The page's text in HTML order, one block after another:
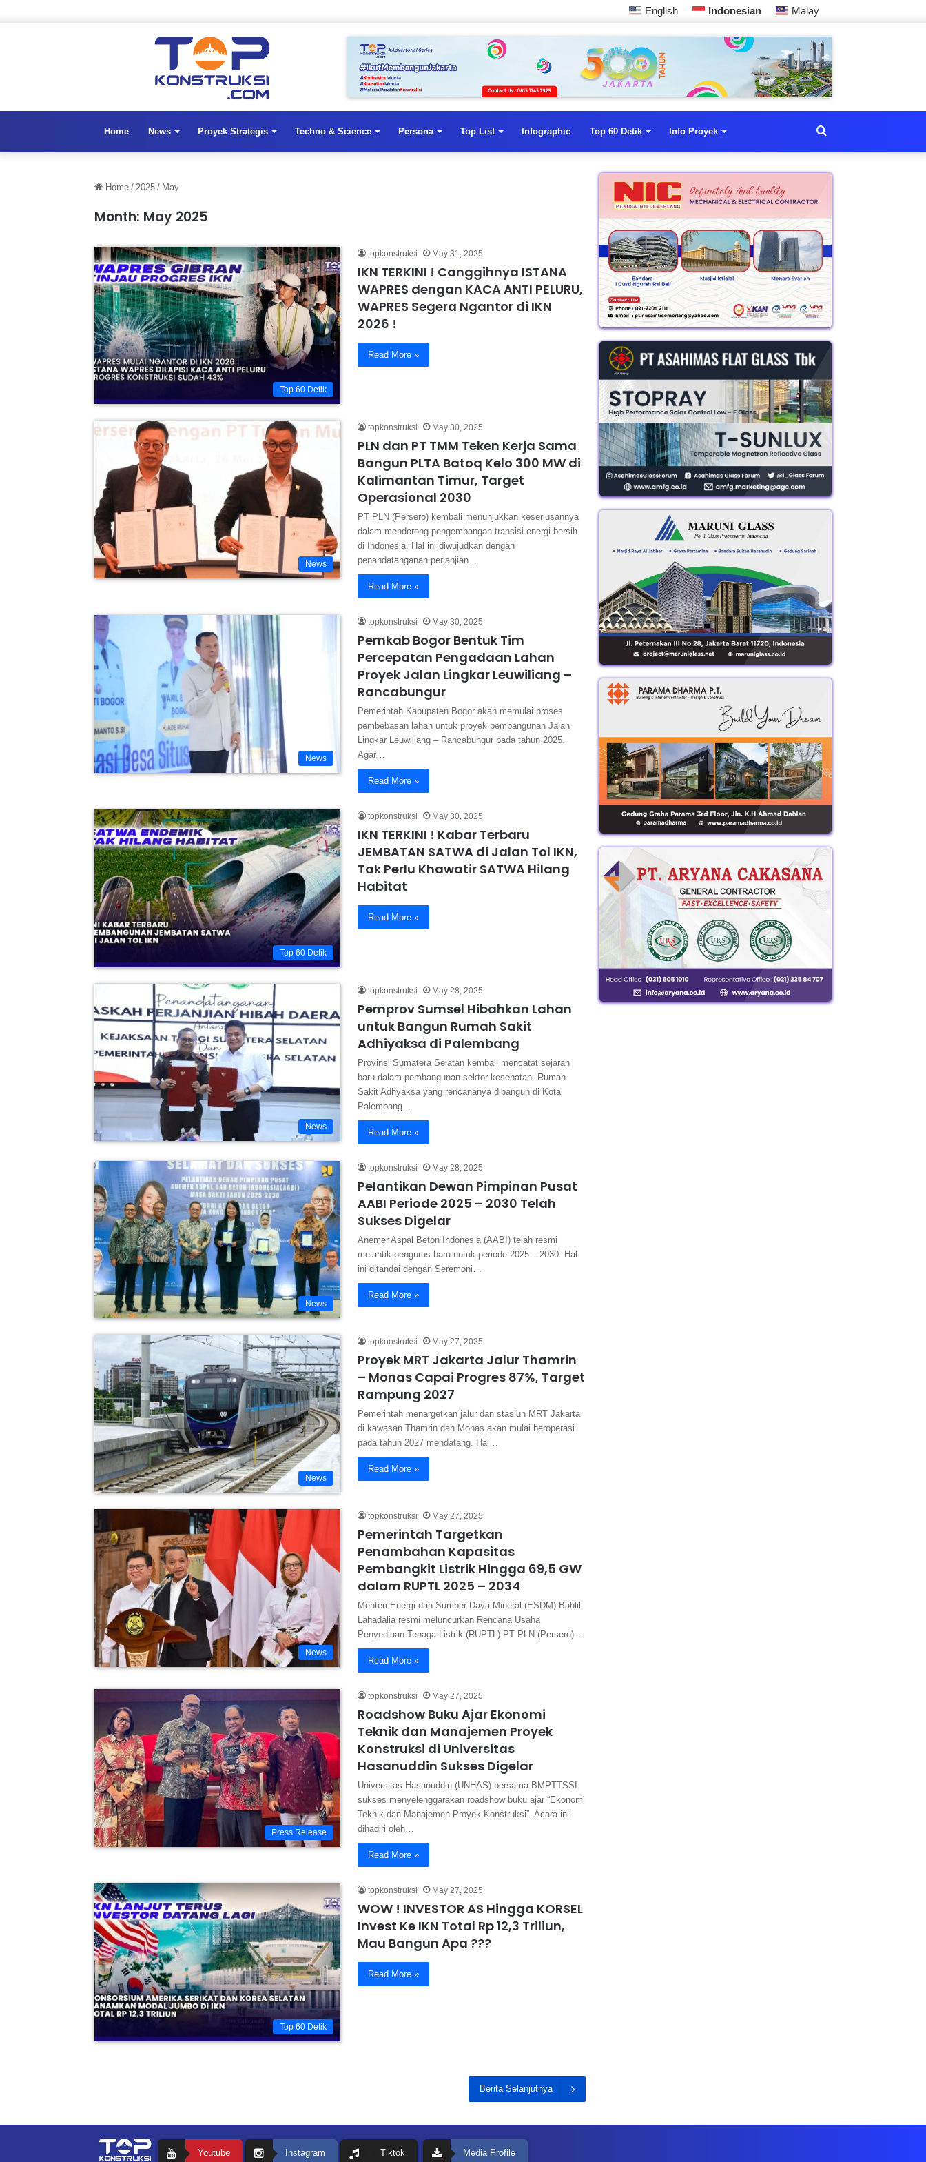
English Indonesian Malay
Home News Proyek Strategis Techno & Science Persona Top List Infographic Top 60 Detik Info Proyek
Home / 2025 / May
Month: May 2025
Top 60 Detik
topkonstruksi May 31, 2025
IKN TERKINI ! Canggihnya ISTANA
WAPRES dengan KACA ANTI PELURU,
WAPRES Segera Ngantor di IKN
2026 !
Read More »
News
topkonstruksi May 30, 2025
PLN dan PT TMM Teken Kerja Sama
Bangun PLTA Batoq Kelo 300 MW di
Kalimantan Timur, Target
Operasional 2030
PT PLN (Persero) kembali menunjukkan keseriusannya
dalam mendorong pengembangan transisi energi bersih
di Indonesia. Hal ini diwujudkan dengan
penandatanganan perjanjian…
Read More »
News
topkonstruksi May 30, 2025
Pemkab Bogor Bentuk Tim
Percepatan Pengadaan Lahan
Proyek Jalan Lingkar Leuwiliang –
Rancabungur
Pemerintah Kabupaten Bogor akan memulai proses
pembebasan lahan untuk proyek pembangunan Jalan
Lingkar Leuwiliang – Rancabungur pada tahun 2025.
Agar…
Read More »
Top 60 Detik
topkonstruksi May 30, 2025
IKN TERKINI ! Kabar Terbaru
JEMBATAN SATWA di Jalan Tol IKN,
Tak Perlu Khawatir SATWA Hilang
Habitat
Read More »
News
topkonstruksi May 28, 2025
Pemprov Sumsel Hibahkan Lahan
untuk Bangun Rumah Sakit
Adhiyaksa di Palembang
Provinsi Sumatera Selatan kembali mencatat sejarah
baru dalam pembangunan sektor kesehatan. Rumah
Sakit Adhyaksa yang rencananya dibangun di Kota
Palembang…
Read More »
News
topkonstruksi May 28, 2025
Pelantikan Dewan Pimpinan Pusat
AABI Periode 2025 – 2030 Telah
Sukses Digelar
Anemer Aspal Beton Indonesia (AABI) telah resmi
melantik pengurus baru untuk periode 2025 – 2030. Hal
ini ditandai dengan Seremoni…
Read More »
News
topkonstruksi May 27, 2025
Proyek MRT Jakarta Jalur Thamrin
– Monas Capai Progres 87%, Target
Rampung 2027
Pemerintah menargetkan jalur dan stasiun MRT Jakarta
di kawasan Thamrin dan Monas akan mulai beroperasi
pada tahun 2027 mendatang. Hal…
Read More »
News
topkonstruksi May 27, 2025
Pemerintah Targetkan
Penambahan Kapasitas
Pembangkit Listrik Hingga 69,5 GW
dalam RUPTL 2025 – 2034
Menteri Energi dan Sumber Daya Mineral (ESDM) Bahlil
Lahadalia resmi meluncurkan Rencana Usaha
Penyediaan Tenaga Listrik (RUPTL) PT PLN (Persero)…
Read More »
Press Release
topkonstruksi May 27, 2025
Roadshow Buku Ajar Ekonomi
Teknik dan Manajemen Proyek
Konstruksi di Universitas
Hasanuddin Sukses Digelar
Universitas Hasanuddin (UNHAS) bersama BMPTTSSI
sukses menyelenggarakan roadshow buku ajar “Ekonomi
Teknik dan Manajemen Proyek Konstruksi”. Acara ini
dihadiri oleh…
Read More »
Top 60 Detik
topkonstruksi May 27, 2025
WOW ! INVESTOR AS Hingga KORSEL
Invest Ke IKN Total Rp 12,3 Triliun,
Mau Bangun Apa ???
Read More »
Berita Selanjutnya
Youtube Instagram Tiktok Media Profile